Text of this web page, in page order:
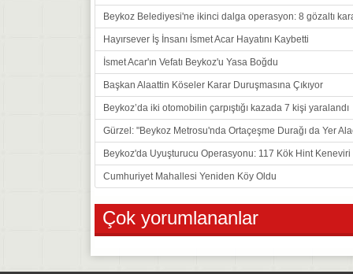
Beykoz Belediyesi'ne ikinci dalga operasyon: 8 gözaltı
Hayırsever İş İnsanı İsmet Acar Hayatını Kaybetti
İsmet Acar'ın Vefatı Beykoz'u Yasa Boğdu
Başkan Alaattin Köseler Karar Duruşmasına Çıkıyor
Beykoz’da iki otomobilin çarpıştığı kazada 7 kişi yaralandı
Gürzel: "Beykoz Metrosu'nda Ortaçeşme Durağı da Yer
Beykoz'da Uyuşturucu Operasyonu: 117 Kök Hint
Cumhuriyet Mahallesi Yeniden Köy Oldu
Çok yorumlananlar